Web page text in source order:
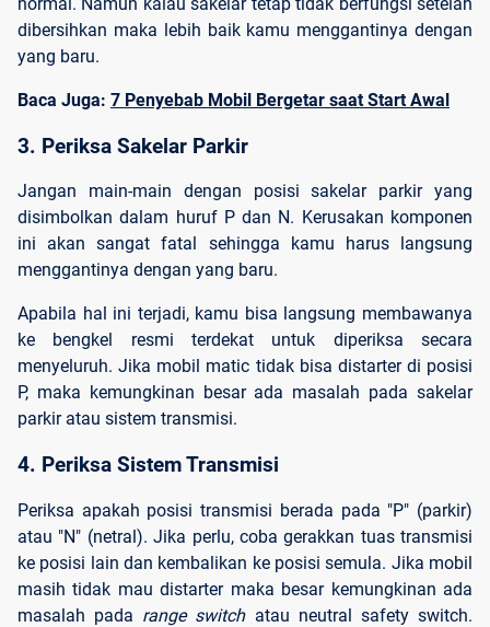
dibersihkan maka lebih baik kamu menggantinya dengan
yang baru.
Baca Juga: 7 Penyebab Mobil Bergetar saat Start Awal
3. Periksa Sakelar Parkir
Jangan main-main dengan posisi sakelar parkir yang
disimbolkan dalam huruf P dan N. Kerusakan komponen
ini akan sangat fatal sehingga kamu harus langsung
menggantinya dengan yang baru.
Apabila hal ini terjadi, kamu bisa langsung membawanya
ke bengkel resmi terdekat untuk diperiksa secara
menyeluruh.Jika mobil matic tidak bisa distarter di posisi
P, maka kemungkinan besar ada masalah pada sakelar
parkir atau sistem transmisi.
4. Periksa Sistem Transmisi
Periksa apakah posisi transmisi berada pada "P" (parkir)
atau "N" (netral). Jika perlu, coba gerakkan tuas transmisi
ke posisi lain dan kembalikan ke posisi semula. Jika mobil
masih tidak mau distarter maka besar kemungkinan ada
masalah pada range switch atau neutral safety switch.